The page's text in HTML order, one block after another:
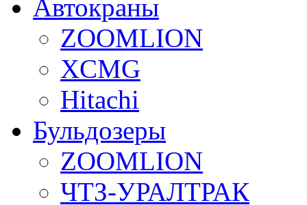
Автокраны
ZOOMLION
XCMG
Hitachi
Бульдозеры
ZOOMLION
ЧТЗ-УРАЛТРАК